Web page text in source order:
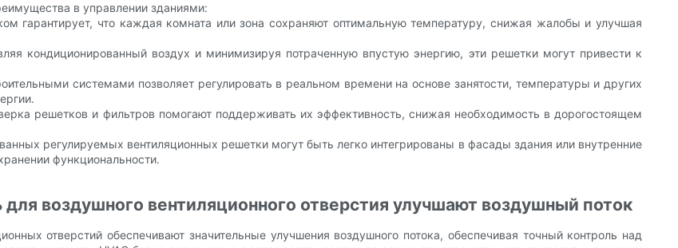
в управлении зданиями:
гарантирует, что каждая комната или зона сохраняют оптимальную температуру, снижая жалобы и улучшая
кондиционированный воздух и минимизируя потраченную впустую энергию, эти решетки могут привести к
системами позволяет регулировать в реальном времени на основе занятости, температуры и других
решетков и фильтров помогают поддерживать их эффективность, снижая необходимость в дорогостоящем
регулируемых вентиляционных решетки могут быть легко интегрированы в фасады здания или внутренние
функциональности.
воздушного вентиляционного отверстия улучшают воздушный поток
отверстий обеспечивают значительные улучшения воздушного потока, обеспечивая точный контроль над